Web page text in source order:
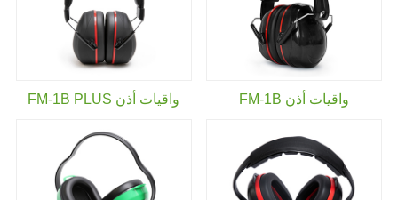
واقيات أذن FM-1B واقيات أذن FM-1B PLUS